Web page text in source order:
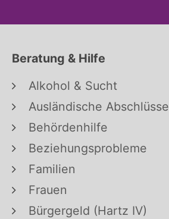
Beratung & Hilfe
Alkohol & Sucht
Ausländische Abschlüsse
Behördenhilfe
Beziehungsprobleme
Familien
Frauen
Bürgergeld (Hartz IV)